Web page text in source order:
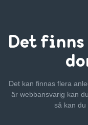
Det
Det kan finnas flera
är webbansvarig kan
så kan du